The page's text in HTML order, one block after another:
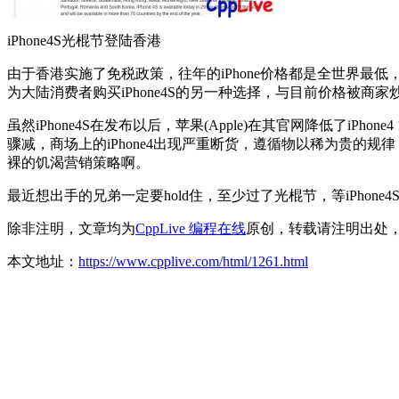
iPhone4S光棍节登陆香港
由于香港实施了免税政策，往年的iPhone价格都是全世界最
为大陆消费者购买iPhone4S的另一种选择，与目前价格被商
虽然iPhone4S在发布以后，苹果(Apple)在其官网降低了
骤减，商场上的iPhone4出现严重断货，遵循物以稀为贵的规
裸的饥渴营销策略啊。
最近想出手的兄弟一定要hold住，至少过了光棍节，等
除非注明，文章均为CppLive 编程在线原创，转载请注明出处
本文地址： https://www.cpplive.com/html/1261.html